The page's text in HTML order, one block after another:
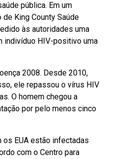
pública. Em um
King County Saúde
às autoridades uma
indivíduo HIV-positivo uma
2008. Desde 2010,
ele repassou o vírus HIV
O homem chegou a
por pelo menos cinco
EUA estão infectadas
com o Centro para